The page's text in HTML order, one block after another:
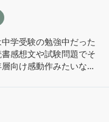
学受験の勉強中だった
感想文や試験問題でそ
向け感動作みたいな扱